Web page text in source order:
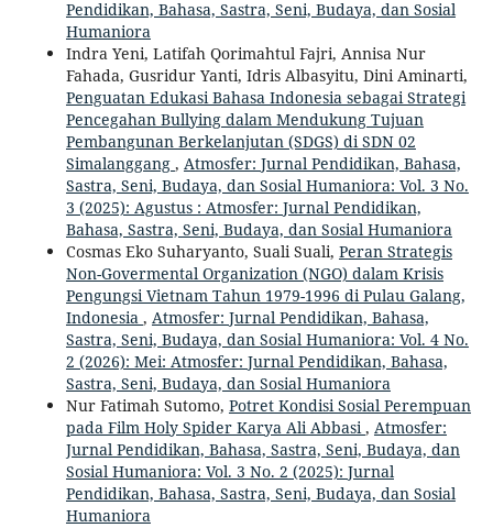
Pendidikan, Bahasa, Sastra, Seni, Budaya, dan Sosial
Humaniora
Indra Yeni, Latifah Qorimahtul Fajri, Annisa Nur
Fahada, Gusridur Yanti, Idris Albasyitu, Dini Aminarti,
Penguatan Edukasi Bahasa Indonesia sebagai Strategi
Pencegahan Bullying dalam Mendukung Tujuan
Pembangunan Berkelanjutan (SDGS) di SDN 02
Simalanggang , Atmosfer: Jurnal Pendidikan, Bahasa,
Sastra, Seni, Budaya, dan Sosial Humaniora: Vol. 3 No.
3 (2025): Agustus : Atmosfer: Jurnal Pendidikan,
Bahasa, Sastra, Seni, Budaya, dan Sosial Humaniora
Cosmas Eko Suharyanto, Suali Suali, Peran Strategis
Non-Govermental Organization (NGO) dalam Krisis
Pengungsi Vietnam Tahun 1979-1996 di Pulau Galang,
Indonesia , Atmosfer: Jurnal Pendidikan, Bahasa,
Sastra, Seni, Budaya, dan Sosial Humaniora: Vol. 4 No.
2 (2026): Mei: Atmosfer: Jurnal Pendidikan, Bahasa,
Sastra, Seni, Budaya, dan Sosial Humaniora
Nur Fatimah Sutomo, Potret Kondisi Sosial Perempuan
pada Film Holy Spider Karya Ali Abbasi, Atmosfer:
Jurnal Pendidikan, Bahasa, Sastra, Seni, Budaya, dan
Sosial Humaniora: Vol. 3 No. 2 (2025): Jurnal
Pendidikan, Bahasa, Sastra, Seni, Budaya, dan Sosial
Humaniora